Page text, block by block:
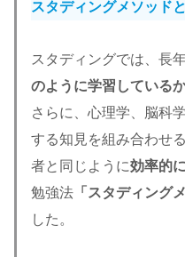
スタディングメソッド
スタディングでは、長
のように学習している
さらに、心理学、脳科
する知見を組み合わせ
者と同じように効率的
勉強法 「スタディング
した。